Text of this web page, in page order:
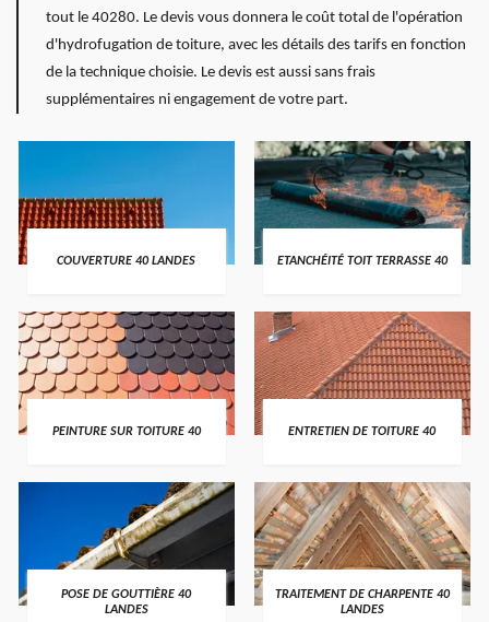
tout le 40280. Le devis vous donnera le coût total de l'opération
d'hydrofugation de toiture, avec les détails des tarifs en fonction
de la technique choisie. Le devis est aussi sans frais
supplémentaires ni engagement de votre part.
COUVERTURE 40 LANDES ETANCHÉITÉ TOIT TERRASSE 40
PEINTURE SUR TOITURE 40 ENTRETIEN DE TOITURE 40
POSE DE GOUTTIÈRE 40
LANDES
TRAITEMENT DE CHARPENTE 40
LANDES